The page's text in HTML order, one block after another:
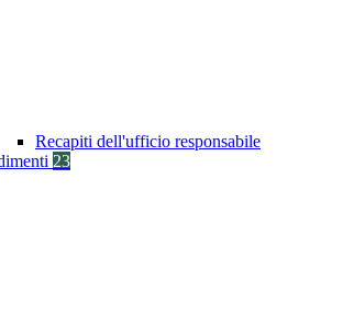
Recapiti dell'ufficio responsabile
23